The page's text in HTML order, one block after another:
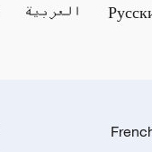
العربية